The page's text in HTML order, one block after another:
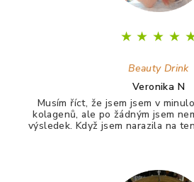
★ ★ ★ ★
Beauty Drink
Veronika N
Musím říct, že jsem jsem v
kolagenů, ale po žádným jsem
výsledek. Když jsem narazila na